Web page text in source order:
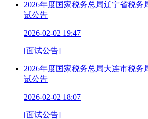
2026年度国家税务总局辽宁省税务
试公告
2026-02-02 19:47
[面试公告]
2026年度国家税务总局大连市税务
试公告
2026-02-02 18:07
[面试公告]